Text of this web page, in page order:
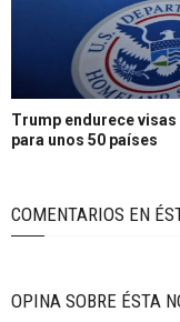
Trump endurece
para unos 50 países
COMENTARIOS EN
OPINA SOBRE ÉSTA